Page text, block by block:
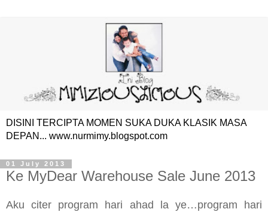
DISINI TERCIPTA MOMEN SUKA DUKA KLASIK MASA
DEPAN... www.nurmimy.blogspot.com
01 July 2013
Ke MyDear Warehouse Sale June 2013
Aku citer program hari ahad la ye…program hari